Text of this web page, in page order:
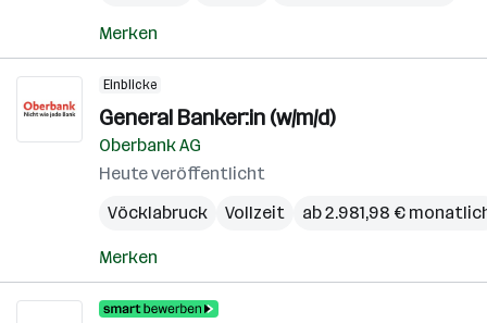
Merken
Einblicke
General Banker:in (w/m/d)
Oberbank AG
Heute veröffentlicht
Vöcklabruck
Vollzeit ab 2.981,98 €
Merken